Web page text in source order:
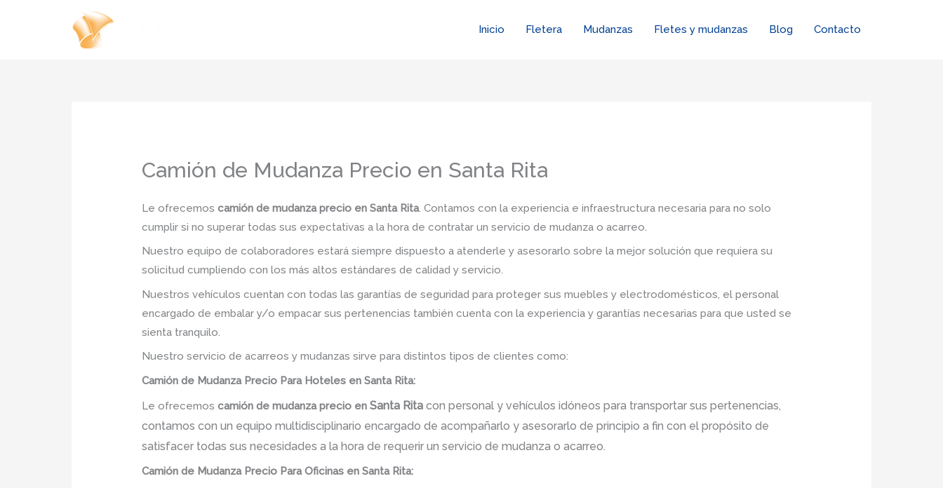
Inicio Fletera Mudanzas Fletes y mudanzas Blog Contacto
Camión de Mudanza Precio en Santa Rita
Le ofrecemos camión de mudanza precio en Santa Rita. Contamos con la experiencia e infraestructura necesaria para no solo
cumplir si no superar todas sus expectativas a la hora de contratar un servicio de mudanza o acarreo.
Nuestro equipo de colaboradores estará siempre dispuesto a atenderle y asesorarlo sobre la mejor solución que requiera su
solicitud cumpliendo con los más altos estándares de calidad y servicio.
Nuestros vehículos cuentan con todas las garantías de seguridad para proteger sus muebles y electrodomésticos, el personal
encargado de embalar y/o empacar sus pertenencias también cuenta con la experiencia y garantías necesarias para que usted se
sienta tranquilo.
Nuestro servicio de acarreos y mudanzas sirve para distintos tipos de clientes como:
Camión de Mudanza Precio Para Hoteles en Santa Rita:
Le ofrecemoscamión de mudanza precio en Santa Rita con personal y vehículos idóneos para transportar sus pertenencias,
contamos con un equipo multidisciplinario encargado de acompañarlo y asesorarlo de principio a fin con el propósito de
satisfacer todas sus necesidades a la hora de requerir un servicio de mudanza o acarreo.
Camión de Mudanza Precio Para Oficinas en Santa Rita: